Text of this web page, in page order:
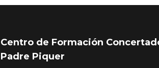
Centro de Formación
Padre Piquer